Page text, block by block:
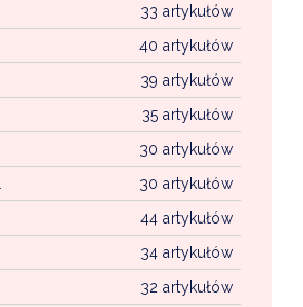
33 artykułów
40 artykułów
39 artykułów
35 artykułów
30 artykułów
30 artykułów
44 artykułów
34 artykułów
32 artykułów